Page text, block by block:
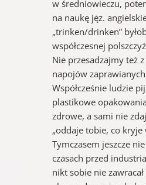
w średniowieczu,
na naukę jęz.
„trinken/drinken”
współczesnej
Nie przesadzajmy też
napojów
Współcześnie ludzie
plastikowe
zdrowe, a sami nie
„oddaje tobie, co kryje
Tymczasem jeszcze
czasach przed
nikt sobie nie